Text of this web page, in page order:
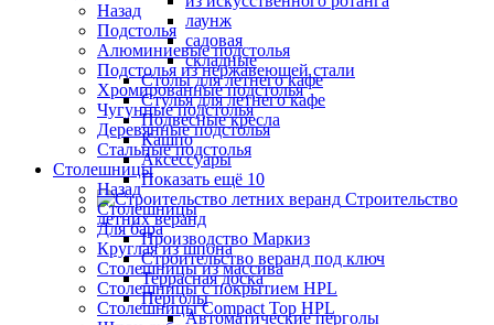
лаунж
садовая
складные
Столы для летнего кафе
Стулья для летнего кафе
Подвесные кресла
Кашпо
Аксессуары
Показать ещё 10
Строительство
летних веранд
Производство Маркиз
Строительство веранд под ключ
Террасная доска
Перголы
Автоматические перголы
Назад
Подстолья
Алюминиевые подстолья
Подстолья из нержавеющей стали
Хромированные подстолья
Чугунные подстолья
Деревянные подстолья
Стальные подстолья
Столешницы
Назад
Столешницы
Для бара
Круглая из шпона
Столешницы из массива
Столешницы с покрытием HPL
Столешницы Сompact Top HPL